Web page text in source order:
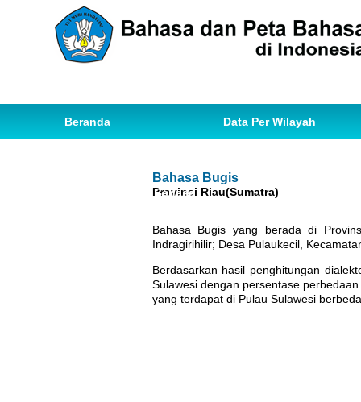
Beranda Data Per Wilayah
Ihwal Pemetaan Bahasa
Bahasa Bugis
Provinsi Riau(Sumatra)
Bahasa Bugis yang berada di
Indragirihilir; Desa Pulaukecil,
Berdasarkan hasil penghitungan
Sulawesi dengan persentase
yang terdapat di Pulau Sulawesi